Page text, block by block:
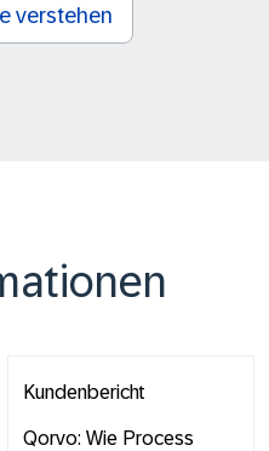
verstehen
Kundenbericht
Qorvo: Wie Process